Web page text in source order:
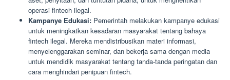
operasi fintech ilegal.
Kampanye Edukasi: Pemerintah melakukan kampanye edukasi
untuk meningkatkan kesadaran masyarakat tentang bahaya
fintech ilegal. Mereka mendistribusikan materi informasi,
menyelenggarakan seminar, dan bekerja sama dengan media
untuk mendidik masyarakat tentang tanda-tanda peringatan dan
cara menghindari penipuan fintech.